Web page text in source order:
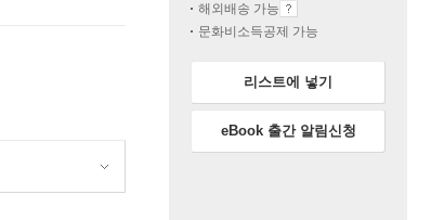
해외배송 가능
문화비소득공제 가능
리스트에 넣기
eBook 출간 알림신청